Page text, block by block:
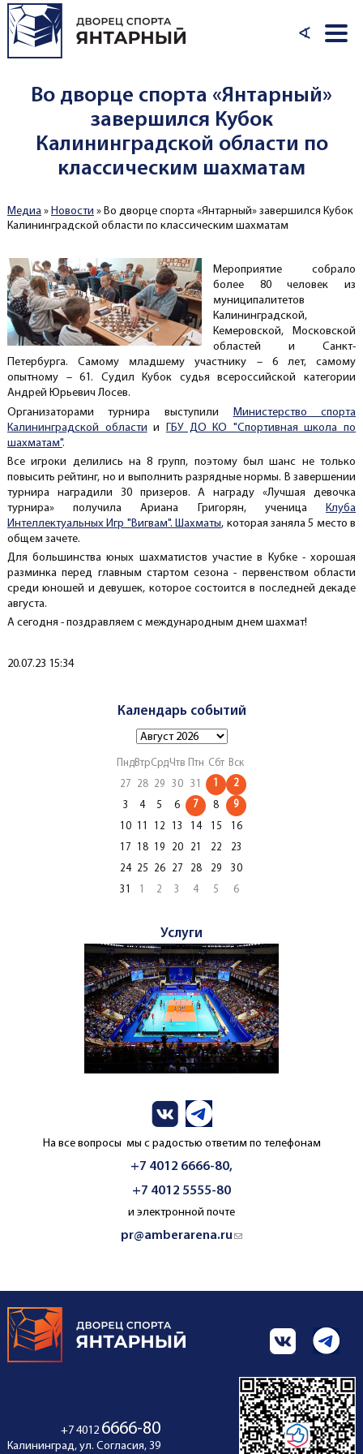
Перейти к основному содержанию
∢
Во дворце спорта «Янтарный»
завершился Кубок
Калининградской области по
классическим шахматам
Вы здесь
Медиа» Новости » Во дворце спорта «Янтарный» завершился Кубок
Калининградской области по классическим шахматам
Мероприятие собрало
более 80 человек из
муниципалитетов
Калининградской,
Кемеровской, Московской
областей и Санкт-
Петербурга. Самому младшему участнику – 6 лет, самому
опытному – 61. Судил Кубок судья всероссийской категории
Андрей Юрьевич Лосев.
Организаторами турнира выступили
Министерство спорта
Калининградской области и
ГБУ ДО КО "Спортивная школа по
шахматам".
Все игроки делились на 8 групп, поэтому был шанс не только
повысить рейтинг, но и выполнить разрядные нормы. В завершении
турнира наградили 30 призеров. А награду «Лучшая девочка
турнира» получила Ариана Григорян, ученица
Клуба
Интеллектуальных Игр "Вигвам". Шахматы, которая заняла 5 место в
общем зачете.
Для большинства юных шахматистов участие в Кубке - хорошая
разминка перед главным стартом сезона - первенством области
среди юношей и девушек, которое состоится в последней декаде
августа.
А сегодня - поздравляем с международным днем шахмат!
Создано
20.07.23 15:34
Календарь событий
ПндВтрСрдЧтв Птн Сбт Вск
27
28 29 30 31 1 2
3 4 5 6 7 8 9
10 11 12 13 14 15
16
17
18 19 20 21 22
23
24
25 26 27 28 29
30
31
1 2 3 4 5 6
Услуги
На все вопросы мы с радостью ответим по телефонам
+7 4012 6666-80,
+7 4012 5555-80
и электронной почте
pr@amberarena.ru(link sends e-mail)
+7 4012 6666-80
Калининград, ул. Согласия, 39